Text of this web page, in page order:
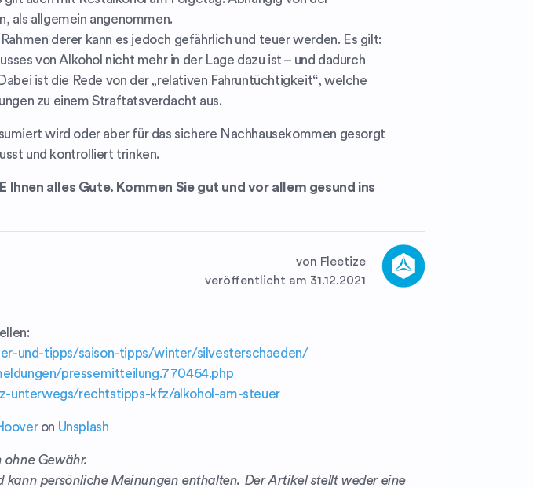
als allgemein angenommen.
derer kann es jedoch gefährlich und teuer werden. Es gilt:
von Alkohol nicht mehr in der Lage dazu ist – und dadurch
ist die Rede von der „relativen Fahruntüchtigkeit“, welche
zu einem Straftatsverdacht aus.
wird oder aber für das sichere Nachhausekommen gesorgt
und kontrolliert trinken.
Ihnen alles Gute. Kommen Sie gut und vor allem gesund ins
von Fleetize
veröffentlicht am 31.12.2021
und-tipps/saison-tipps/winter/silvesterschaeden/
pressemitteilung.770464.php
unterwegs/rechtstipps-kfz/alkohol-am-steuer
on Unsplash
ohne Gewähr.
persönliche Meinungen enthalten. Der Artikel stellt weder eine